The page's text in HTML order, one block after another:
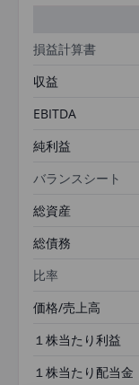
損益計算書
収益
EBITDA
純利益
バランスシート
総資産
総債務
比率
価格/売上高
１株当たり利益
１株当たり配当金